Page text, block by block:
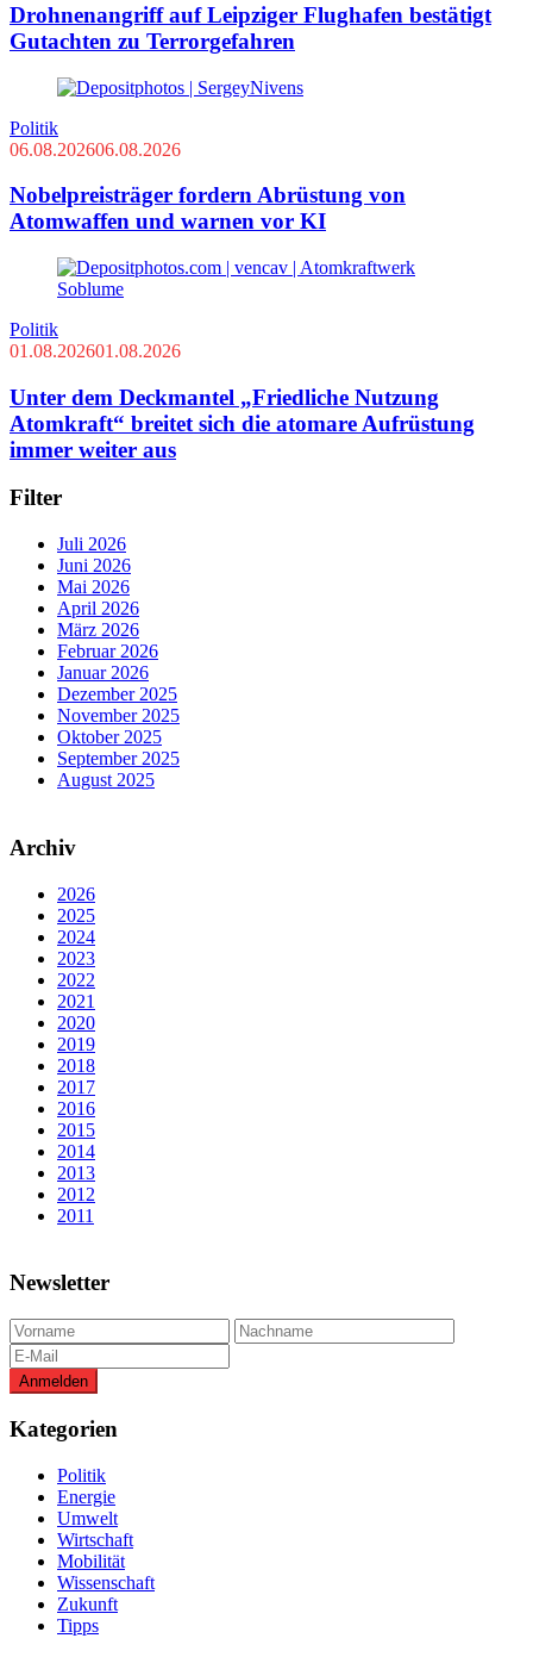
Drohnenangriff auf Leipziger Flughafen bestätigt
Gutachten zu Terrorgefahren
Politik
06.08.202606.08.2026
Nobelpreisträger fordern Abrüstung von
Atomwaffen und warnen vor KI
Politik
01.08.202601.08.2026
Unter dem Deckmantel „Friedliche Nutzung
Atomkraft“ breitet sich die atomare Aufrüstung
immer weiter aus
Filter
Juli 2026
Juni 2026
Mai 2026
April 2026
März 2026
Februar 2026
Januar 2026
Dezember 2025
November 2025
Oktober 2025
September 2025
August 2025
Archiv
2026
2025
2024
2023
2022
2021
2020
2019
2018
2017
2016
2015
2014
2013
2012
2011
Newsletter
Kategorien
Politik
Energie
Umwelt
Wirtschaft
Mobilität
Wissenschaft
Zukunft
Tipps